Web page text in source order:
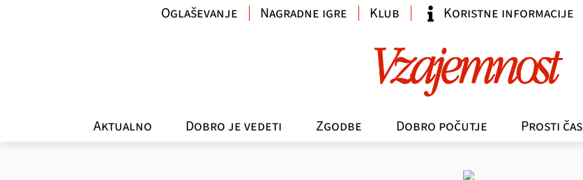
Aktualno Dobro je vedeti Zgodbe Dobro počutje Prosti čas
Oglaševanje Nagradne igre Klub Koristne informacije